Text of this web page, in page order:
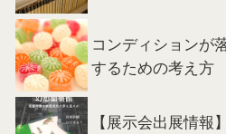
コンディションが
するための考え方
【展示会出展情報